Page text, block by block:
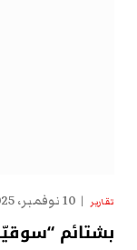
تقارير 10 نوفمبر، 2025
بشتائم